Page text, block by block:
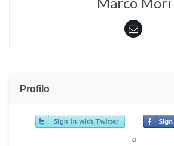
Profilo
o